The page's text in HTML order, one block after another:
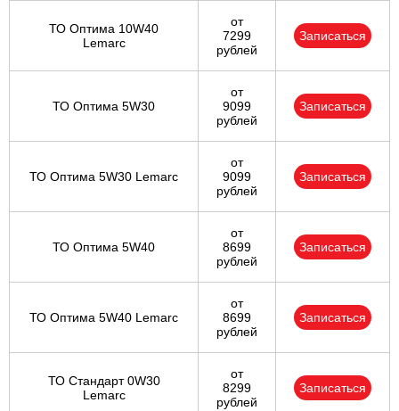
ТО Оптима 10W40
Lemarc
от
7299
рублей
Записаться
ТО Оптима 5W30
от
9099
рублей
Записаться
ТО Оптима 5W30 Lemarc
от
9099
рублей
Записаться
ТО Оптима 5W40
от
8699
рублей
Записаться
ТО Оптима 5W40 Lemarc
от
8699
рублей
Записаться
ТО Стандарт 0W30
Lemarc
от
8299
рублей
Записаться